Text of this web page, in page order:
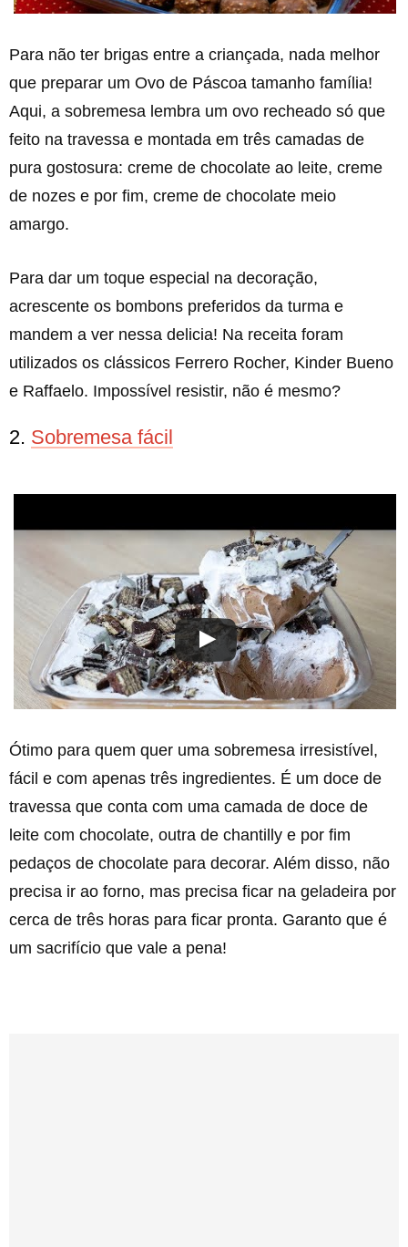
Para não ter brigas entre a criançada, nada melhor
que preparar um Ovo de Páscoa tamanho família!
Aqui, a sobremesa lembra um ovo recheado só que
feito na travessa e montada em três camadas de
pura gostosura: creme de chocolate ao leite, creme
de nozes e por fim, creme de chocolate meio
amargo.
Para dar um toque especial na decoração,
acrescente os bombons preferidos da turma e
mandem a ver nessa delicia! Na receita foram
utilizados os clássicos Ferrero Rocher, Kinder Bueno
e Raffaelo. Impossível resistir, não é mesmo?
2. Sobremesa fácil
Ótimo para quem quer uma sobremesa irresistível,
fácil e com apenas três ingredientes. É um doce de
travessa que conta com uma camada de doce de
leite com chocolate, outra de chantilly e por fim
pedaços de chocolate para decorar. Além disso, não
precisa ir ao forno, mas precisa ficar na geladeira por
cerca de três horas para ficar pronta. Garanto que é
um sacrifício que vale a pena!